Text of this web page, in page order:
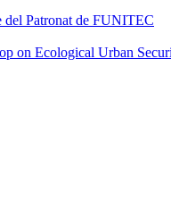
del Patronat de FUNITEC
on Ecological Urban